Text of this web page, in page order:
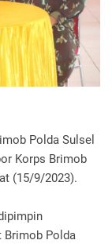
Polda Sulsel
Korps Brimob
(15/9/2023).
Brimob Polda